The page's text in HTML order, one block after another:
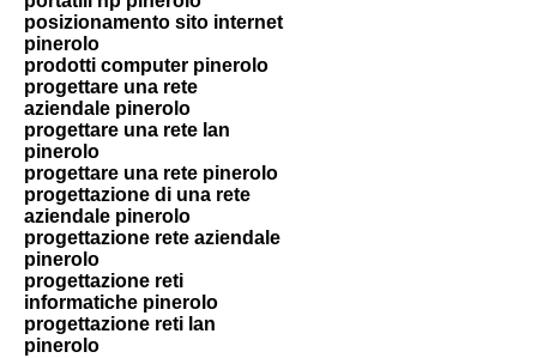
posizionamento sito internet
pinerolo
prodotti computer pinerolo
progettare una rete
aziendale pinerolo
progettare una rete lan
pinerolo
progettare una rete pinerolo
progettazione di una rete
aziendale pinerolo
progettazione rete aziendale
pinerolo
progettazione reti
informatiche pinerolo
progettazione reti lan
pinerolo